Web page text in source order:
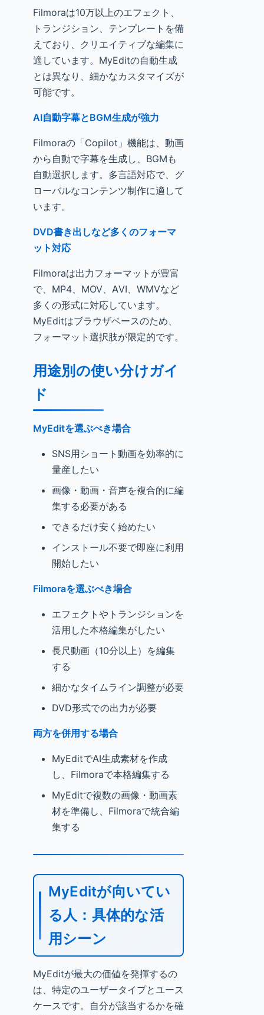
Filmoraは10万以上のエフェクト、
トランジション、テンプレートを備
えており、クリエイティブな編集に
適しています。MyEditの自動生成
とは異なり、細かなカスタマイズが
可能です。
AI自動字幕とBGM生成が強力
Filmoraの「Copilot」機能は、動画
から自動で字幕を生成し、BGMも
自動選択します。多言語対応で、グ
ローバルなコンテンツ制作に適して
います。
DVD書き出しなど多くのフォーマ
ット対応
Filmoraは出力フォーマットが豊富
で、MP4、MOV、AVI、WMVなど
多くの形式に対応しています。
MyEditはブラウザベースのため、
フォーマット選択肢が限定的です。
用途別の使い分けガイ
ド
MyEditを選ぶべき場合
SNS用ショート動画を効率的に
量産したい
画像・動画・音声を複合的に編
集する必要がある
できるだけ安く始めたい
インストール不要で即座に利用
開始したい
Filmoraを選ぶべき場合
エフェクトやトランジションを
活用した本格編集がしたい
長尺動画（10分以上）を編集
する
細かなタイムライン調整が必要
DVD形式での出力が必要
両方を併用する場合
MyEditでAI生成素材を作成
し、Filmoraで本格編集する
MyEditで複数の画像・動画素
材を準備し、Filmoraで統合編
集する
MyEditが向いてい
る人：具体的な活
用シーン
MyEditが最大の価値を発揮するの
は、特定のユーザータイプとユース
ケースです。自分が該当するかを確